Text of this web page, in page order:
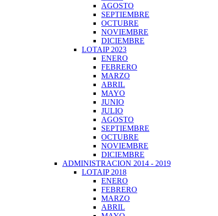
AGOSTO
SEPTIEMBRE
OCTUBRE
NOVIEMBRE
DICIEMBRE
LOTAIP 2023
ENERO
FEBRERO
MARZO
ABRIL
MAYO
JUNIO
JULIO
AGOSTO
SEPTIEMBRE
OCTUBRE
NOVIEMBRE
DICIEMBRE
ADMINISTRACION 2014 - 2019
LOTAIP 2018
ENERO
FEBRERO
MARZO
ABRIL